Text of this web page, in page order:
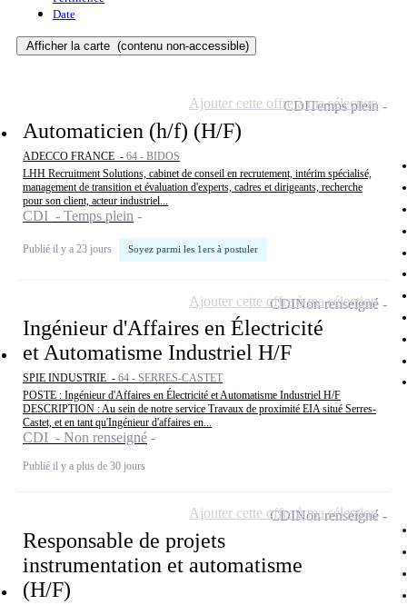
Date
Afficher la carte (contenu non-accessible)
Automaticien (h/f) (H/F)
ADECCO FRANCE - 64 - BIDOS
LHH Recruitment Solutions, cabinet de conseil en recrutement, intérim spécialisé,
management de transition et évaluation d'experts, cadres et dirigeants, recherche
pour son client, acteur industriel...
CDI - Temps plein
Publié il y a 23 jours Soyez parmi les 1ers à postuler
CDITemps plein
Ajouter cette offre à ma sélection
Ingénieur d'Affaires en Électricité
et Automatisme Industriel H/F
SPIE INDUSTRIE - 64 - SERRES-CASTET
POSTE : Ingénieur d'Affaires en Électricité et Automatisme Industriel H/F
DESCRIPTION : Au sein de notre service Travaux de proximité EIA situé Serres-
Castet, et en tant qu'Ingénieur d'affaires en...
CDI - Non renseigné
Publié il y a plus de 30 jours
CDINon renseigné
Ajouter cette offre à ma sélection
Responsable de projets
instrumentation et automatisme
(H/F)
CDINon renseigné
Ajouter cette offre à ma sélection